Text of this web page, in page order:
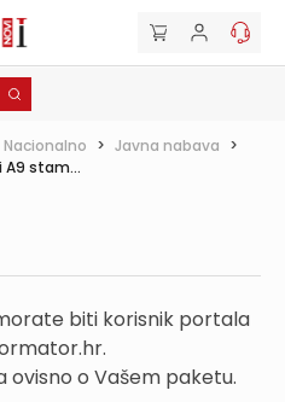
Nacionalno > Javna nabava >
stam...
biti korisnik portala
ovisno o Vašem paketu.